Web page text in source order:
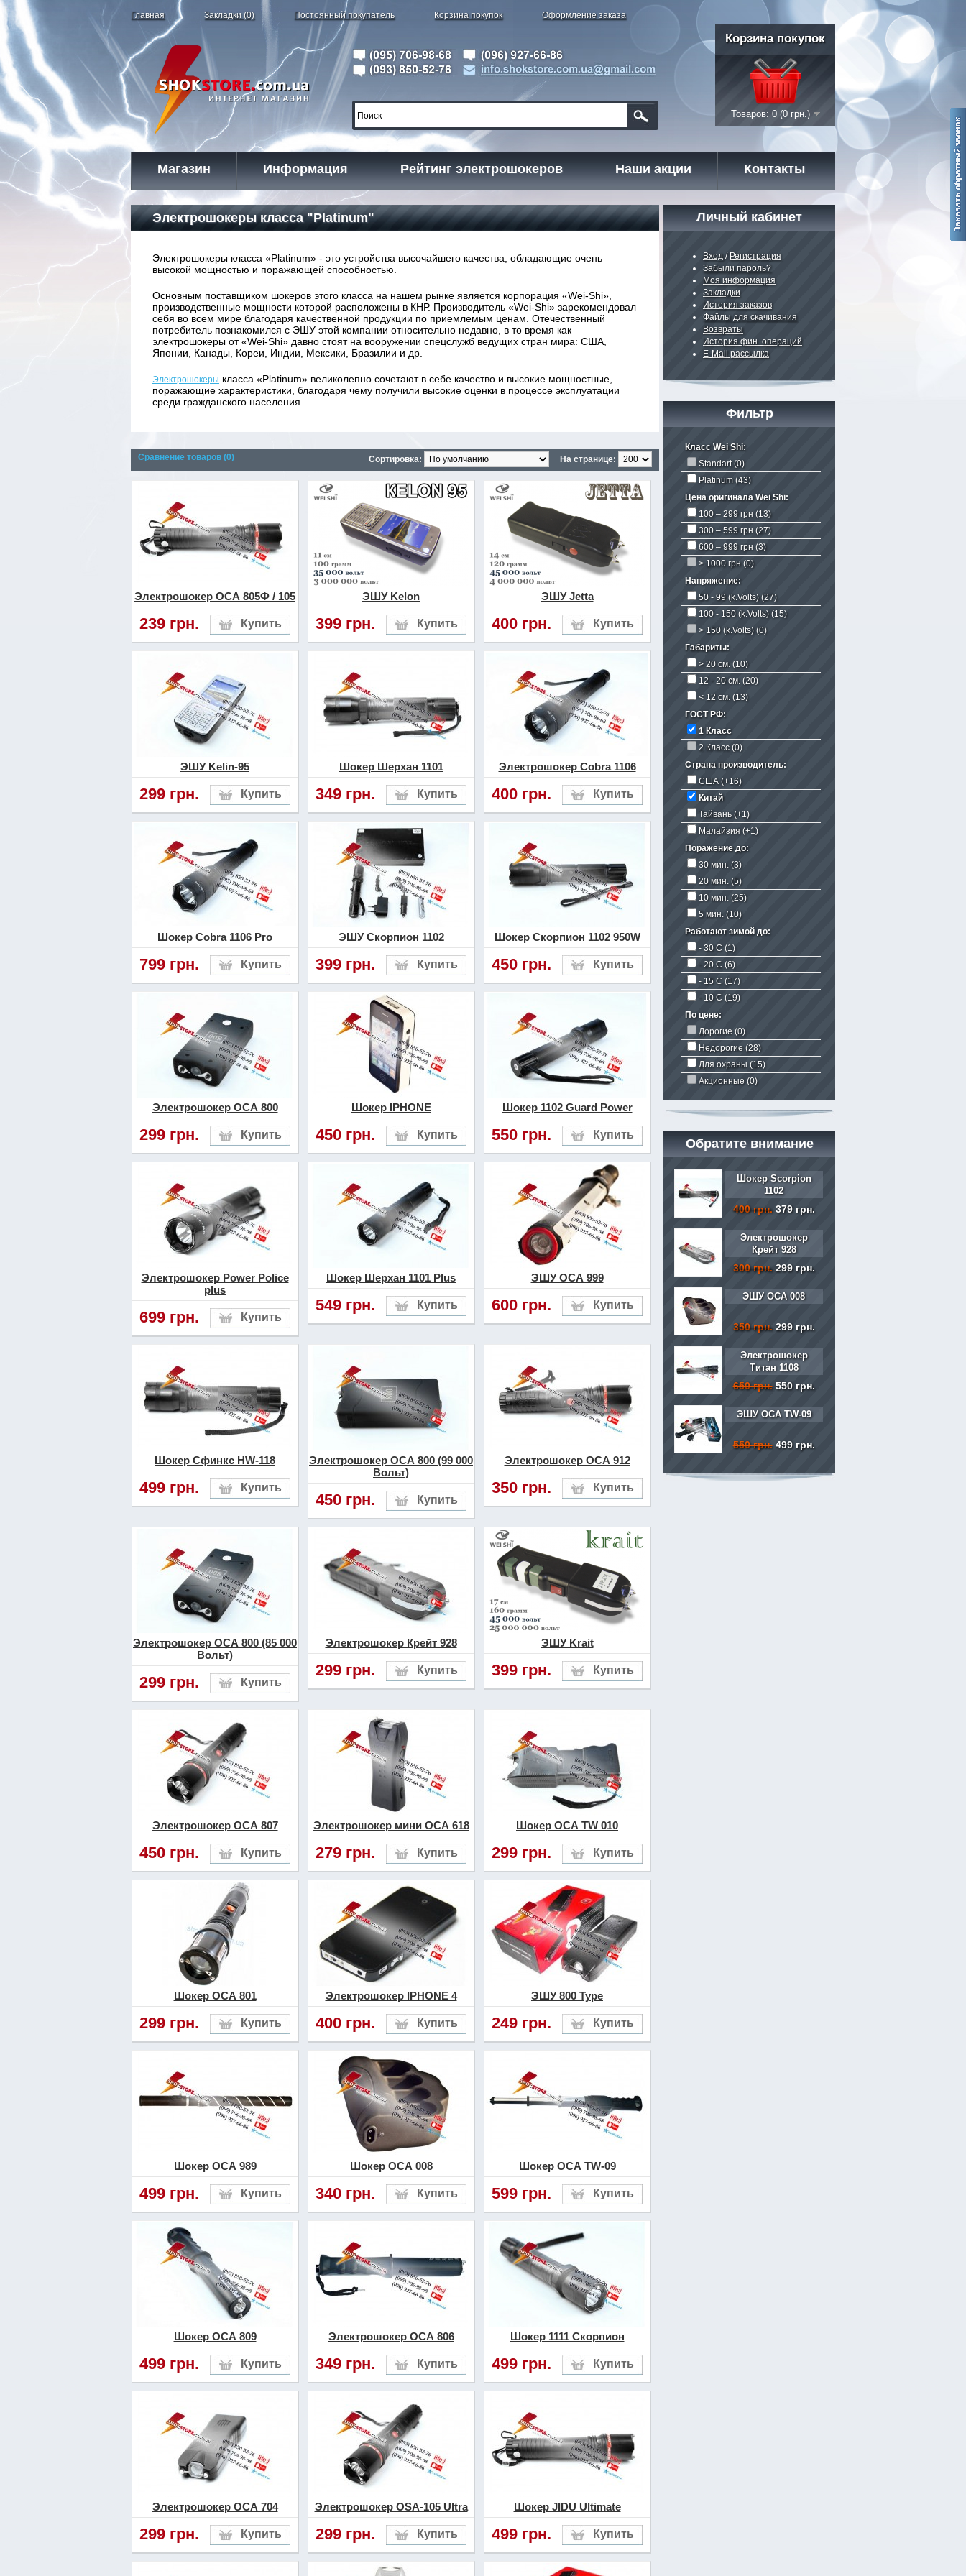
Главная Закладки (0) Постоянный покупатель Корзина покупок Оформление заказа
Корзина покупок
Товаров: 0 (0 грн.)
Магазин Информация Рейтинг электрошокеров Наши акции Контакты
Личный кабинет
Вход/ Регистрация
Забыли пароль?
Моя информация
Закладки
История заказов
Файлы для скачивания
Возвраты
История фин. операций
E-Mail рассылка
Фильтр
Класс Wei Shi:
Standart (0)
Platinum (43)
Цена оригинала Wei Shi:
100 – 299 грн(13)
300 – 599 грн (27)
600 – 999 грн (3)
> 1000 грн (0)
Напряжение:
50 - 99 (k.Volts)(27)
100 - 150 (k.Volts) (15)
> 150 (k.Volts) (0)
Габариты:
> 20 см. (10)
12 - 20 см. (20)
< 12 см. (13)
ГОСТ РФ:
1 Класс
2 Класс (0)
Страна производитель:
США(+16)
Китай
Тайвань(+1)
Малайзия (+1)
Поражение до:
30 мин. (3)
20 мин. (5)
10 мин. (25)
5 мин. (10)
Работают зимой до:
- 30 C (1)
- 20 C (6)
- 15 C (17)
- 10 С (19)
По цене:
Дорогие (0)
Недорогие (28)
Для охраны (15)
Акционные (0)
Обратите внимание
Шокер Scorpion
1102
400 грн. 379 грн.
Электрошокер
Крейт 928
300 грн. 299 грн.
ЭШУ ОСА 008
350 грн. 299 грн.
Электрошокер
Титан 1108
650 грн. 550 грн.
ЭШУ ОСА TW-09
550 грн. 499 грн.
Электрошокеры класса "Platinum"
Электрошокеры класса «Platinum» - это устройства высочайшего качества, обладающие очень
высокой мощностью и поражающей способностью.
Основным поставщиком шокеров этого класса на нашем рынке является корпорация «Wei-Shi»,
производственные мощности которой расположены в КНР. Производитель «Wei-Shi» зарекомендовал
себя во всем мире благодаря качественной продукции по приемлемым ценам. Отечественный
потребитель познакомился с ЭШУ этой компании относительно недавно, в то время как
электрошокеры от «Wei-Shi» давно стоят на вооружении спецслужб ведущих стран мира: США,
Японии, Канады, Кореи, Индии, Мексики, Бразилии и др.
Электрошокеры класса «Platinum» великолепно сочетают в себе качество и высокие мощностные,
поражающие характеристики, благодаря чему получили высокие оценки в процессе эксплуатации
среди гражданского населения.
В первую очередь шокер должен продаваться в заводской герметичной упаковке от производителя
повреждений. Обязательно наличие на упаковке производителя четко прописанное название модели
ЭШУ, а рядом с наименованием модели должен быть уникальный идентификатор данного образца.
Также должно быть наличие даты изготовления данного изделия.
Еслиэлектрошокеркласса «Platinum» является оригиналом, то на упаковке присутствует описание
комплектации, дизайна и мощностных характеристик данной модели.
Если Вы любите высокое качество и надежность, то выбор в сторону электрошокера класса
На странице:
Сортировка:
Сравнение товаров (0)
Электрошокер ОСА 805Ф / 105
239 грн.
ЭШУ Kelon
399 грн.
ЭШУ Jetta
400 грн.
ЭШУ Kelin-95
299 грн.
Шокер Шерхан 1101
349 грн.
Электрошокер Cobra 1106
400 грн.
Шокер Cobra 1106 Pro
799 грн.
ЭШУ Скорпион 1102
399 грн.
Шокер Скорпион 1102 950W
450 грн.
Электрошокер ОСА 800
299 грн.
Шокер IPHONE
450 грн.
Шокер 1102 Guard Power
550 грн.
Электрошокер Power Police
plus
699 грн.
Шокер Шерхан 1101 Plus
549 грн.
ЭШУ ОСА 999
600 грн.
Шокер Сфинкс HW-118
499 грн.
Электрошокер ОСА 800 (99 000
Вольт)
450 грн.
Электрошокер ОСА 912
350 грн.
Электрошокер ОСА 800 (85 000
Вольт)
299 грн.
Электрошокер Крейт 928
299 грн.
ЭШУ Krait
399 грн.
Электрошокер ОСА 807
450 грн.
Электрошокер мини ОСА 618
279 грн.
Шокер ОСА TW 010
299 грн.
Шокер ОСА 801
299 грн.
Электрошокер IPHONE 4
400 грн.
ЭШУ 800 Type
249 грн.
Шокер ОСА 989
499 грн.
Шокер ОСА 008
340 грн.
Шокер ОСА TW-09
599 грн.
Шокер ОСА 809
499 грн.
Электрошокер ОСА 806
349 грн.
Шокер 1111 Скорпион
499 грн.
Электрошокер ОСА 704
299 грн.
Электрошокер OSA-105 Ultra
299 грн.
Шокер JIDU Ultimate
499 грн.